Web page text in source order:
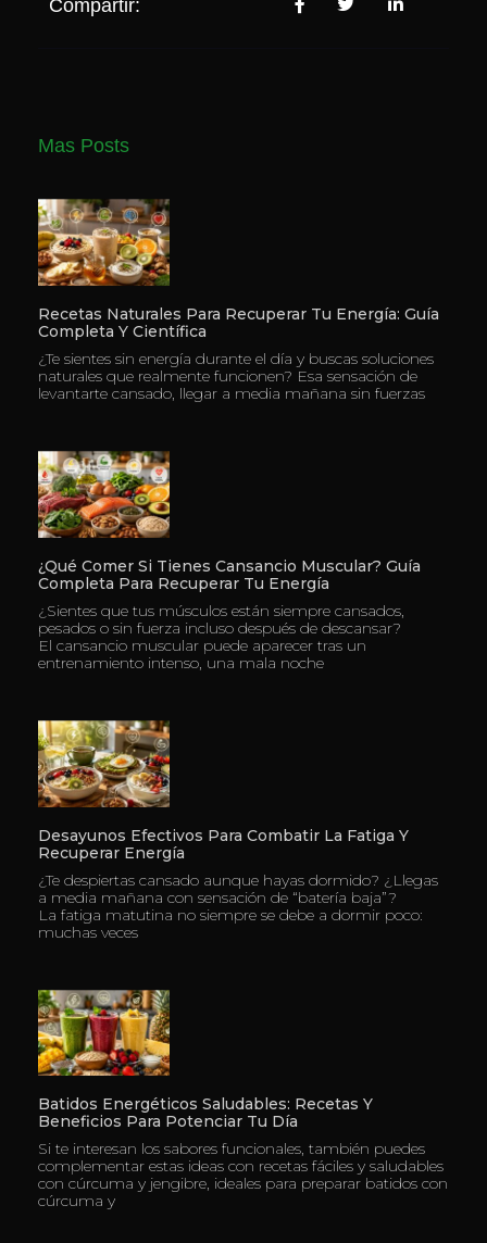
Compartir:
Mas Posts
Recetas Naturales Para Recuperar Tu Energía: Guía
Completa Y Científica
¿Te sientes sin energía durante el día y buscas soluciones
naturales que realmente funcionen? Esa sensación de
levantarte cansado, llegar a media mañana sin fuerzas
¿Qué Comer Si Tienes Cansancio Muscular? Guía
Completa Para Recuperar Tu Energía
¿Sientes que tus músculos están siempre cansados,
pesados o sin fuerza incluso después de descansar?
El cansancio muscular puede aparecer tras un
entrenamiento intenso, una mala noche
Desayunos Efectivos Para Combatir La Fatiga Y
Recuperar Energía
¿Te despiertas cansado aunque hayas dormido? ¿Llegas
a media mañana con sensación de “batería baja”?
La fatiga matutina no siempre se debe a dormir poco:
muchas veces
Batidos Energéticos Saludables: Recetas Y
Beneficios Para Potenciar Tu Día
Si te interesan los sabores funcionales, también puedes
complementar estas ideas con recetas fáciles y saludables
con cúrcuma y jengibre, ideales para preparar batidos con
cúrcuma y